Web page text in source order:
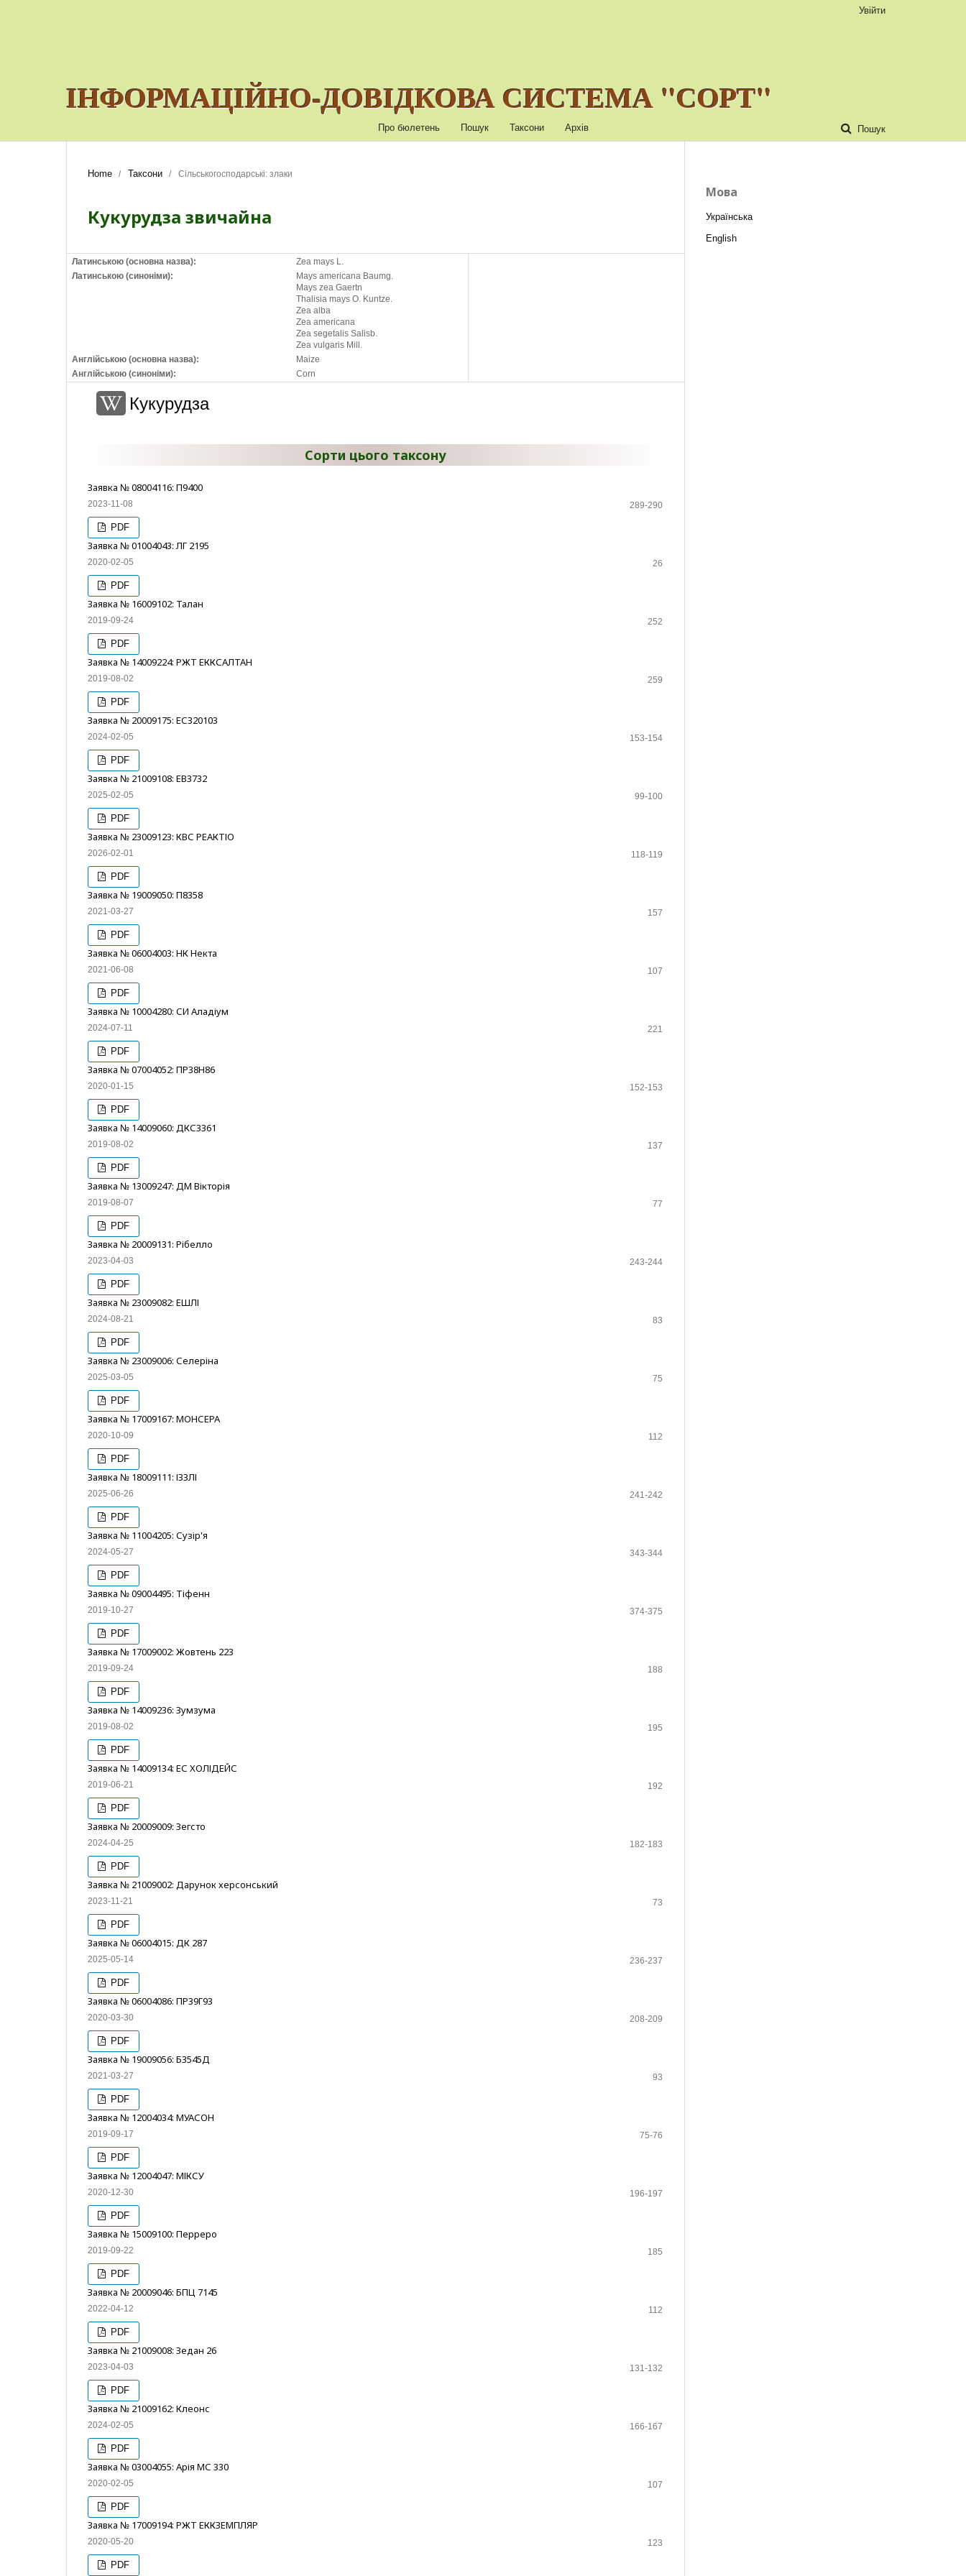
ІНФОРМАЦІЙНО-ДОВІДКОВА СИСТЕМА "СОРТ"
Про бюлетень Пошук Таксони Архів Пошук
Увійти
Home / Таксони / Сільськогосподарські: злаки
Кукурудза звичайна
Латинською (основна назва):
Zea mays L.
Латинською (синоніми):
Mays americana Baumg.
Mays zea Gaertn
Thalisia mays O. Kuntze.
Zea alba
Zea americana
Zea segetalis Salisb.
Zea vulgaris Mill.
Англійською (основна назва):
Maize
Англійською (синоніми):
Corn
Кукурудза
Сорти цього таксону
Заявка № 08004116: П9400
289-290
2023-11-08
PDF
Заявка № 01004043: ЛГ 2195
26
2020-02-05
PDF
Заявка № 16009102: Талан
252
2019-09-24
PDF
Заявка № 14009224: РЖТ ЕККСАЛТАН
259
2019-08-02
PDF
Заявка № 20009175: ЕСЗ20103
153-154
2024-02-05
PDF
Заявка № 21009108: ЕВ3732
99-100
2025-02-05
PDF
Заявка № 23009123: КВС РЕАКТІО
118-119
2026-02-01
PDF
Заявка № 19009050: П8358
157
2021-03-27
PDF
Заявка № 06004003: НК Некта
107
2021-06-08
PDF
Заявка № 10004280: СИ Аладіум
221
2024-07-11
PDF
Заявка № 07004052: ПР38H86
152-153
2020-01-15
PDF
Заявка № 14009060: ДКС3361
137
2019-08-02
PDF
Заявка № 13009247: ДМ Вікторія
77
2019-08-07
PDF
Заявка № 20009131: Рібелло
243-244
2023-04-03
PDF
Заявка № 23009082: ЕШЛІ
83
2024-08-21
PDF
Заявка № 23009006: Селеріна
75
2025-03-05
PDF
Заявка № 17009167: МОНСЕРА
112
2020-10-09
PDF
Заявка № 18009111: ІЗЗЛІ
241-242
2025-06-26
PDF
Заявка № 11004205: Сузір'я
343-344
2024-05-27
PDF
Заявка № 09004495: Тіфенн
374-375
2019-10-27
PDF
Заявка № 17009002: Жовтень 223
188
2019-09-24
PDF
Заявка № 14009236: Зумзума
195
2019-08-02
PDF
Заявка № 14009134: ЕС ХОЛІДЕЙС
192
2019-06-21
PDF
Заявка № 20009009: Зегсто
182-183
2024-04-25
PDF
Заявка № 21009002: Дарунок херсонський
73
2023-11-21
PDF
Заявка № 06004015: ДК 287
236-237
2025-05-14
PDF
Заявка № 06004086: ПР39Г93
208-209
2020-03-30
PDF
Заявка № 19009056: Б3545Д
93
2021-03-27
PDF
Заявка № 12004034: МУАСОН
75-76
2019-09-17
PDF
Заявка № 12004047: МІКСУ
196-197
2020-12-30
PDF
Заявка № 15009100: Перреро
185
2019-09-22
PDF
Заявка № 20009046: БПЦ 7145
112
2022-04-12
PDF
Заявка № 21009008: Зедан 26
131-132
2023-04-03
PDF
Заявка № 21009162: Клеонс
166-167
2024-02-05
PDF
Заявка № 03004055: Арія МС 330
107
2020-02-05
PDF
Заявка № 17009194: РЖТ ЕККЗЕМПЛЯР
123
2020-05-20
PDF
Мова
Українська
English